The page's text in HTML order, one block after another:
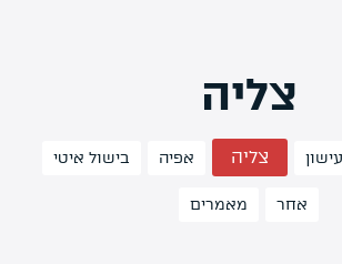
צליה
עישון צליה אפיה בישול איטי
אחר מאמרים